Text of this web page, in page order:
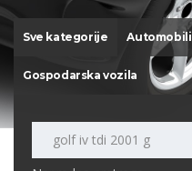
Sve kategorije Automobili
Gospodarska vozila